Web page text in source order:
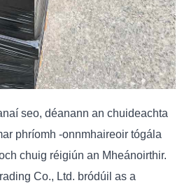
seo, déanann an chuideachta
phríomh -onnmhaireoir tógála
chuig réigiún an Mheánoirthir.
Co., Ltd. bródúil as a